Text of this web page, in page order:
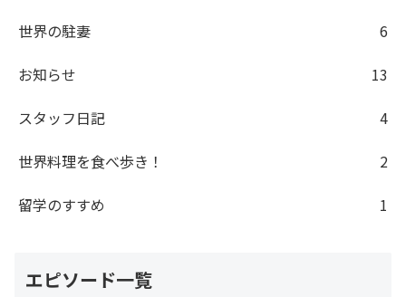
世界の駐妻
6
お知らせ
13
スタッフ日記
4
世界料理を食べ歩き！
2
留学のすすめ
1
エピソード一覧